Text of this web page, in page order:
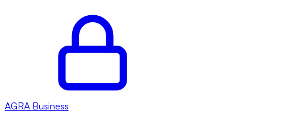
AGRA Business